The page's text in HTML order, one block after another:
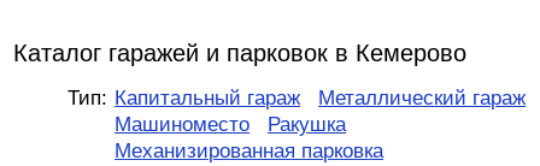
Каталог гаражей и парковок в Кемерово
Тип: Капитальный гараж
Металлический гараж
Машиноместо
Ракушка
Механизированная парковка